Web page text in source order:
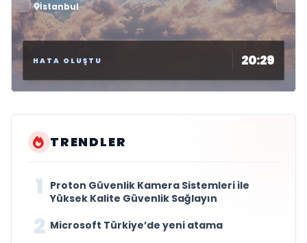
İstanbul
HATA OLUŞTU 20:29
TRENDLER
1
Proton Güvenlik Kamera Sistemleri ile
Yüksek Kalite Güvenlik Sağlayın
2 Microsoft Türkiye’de yeni atama